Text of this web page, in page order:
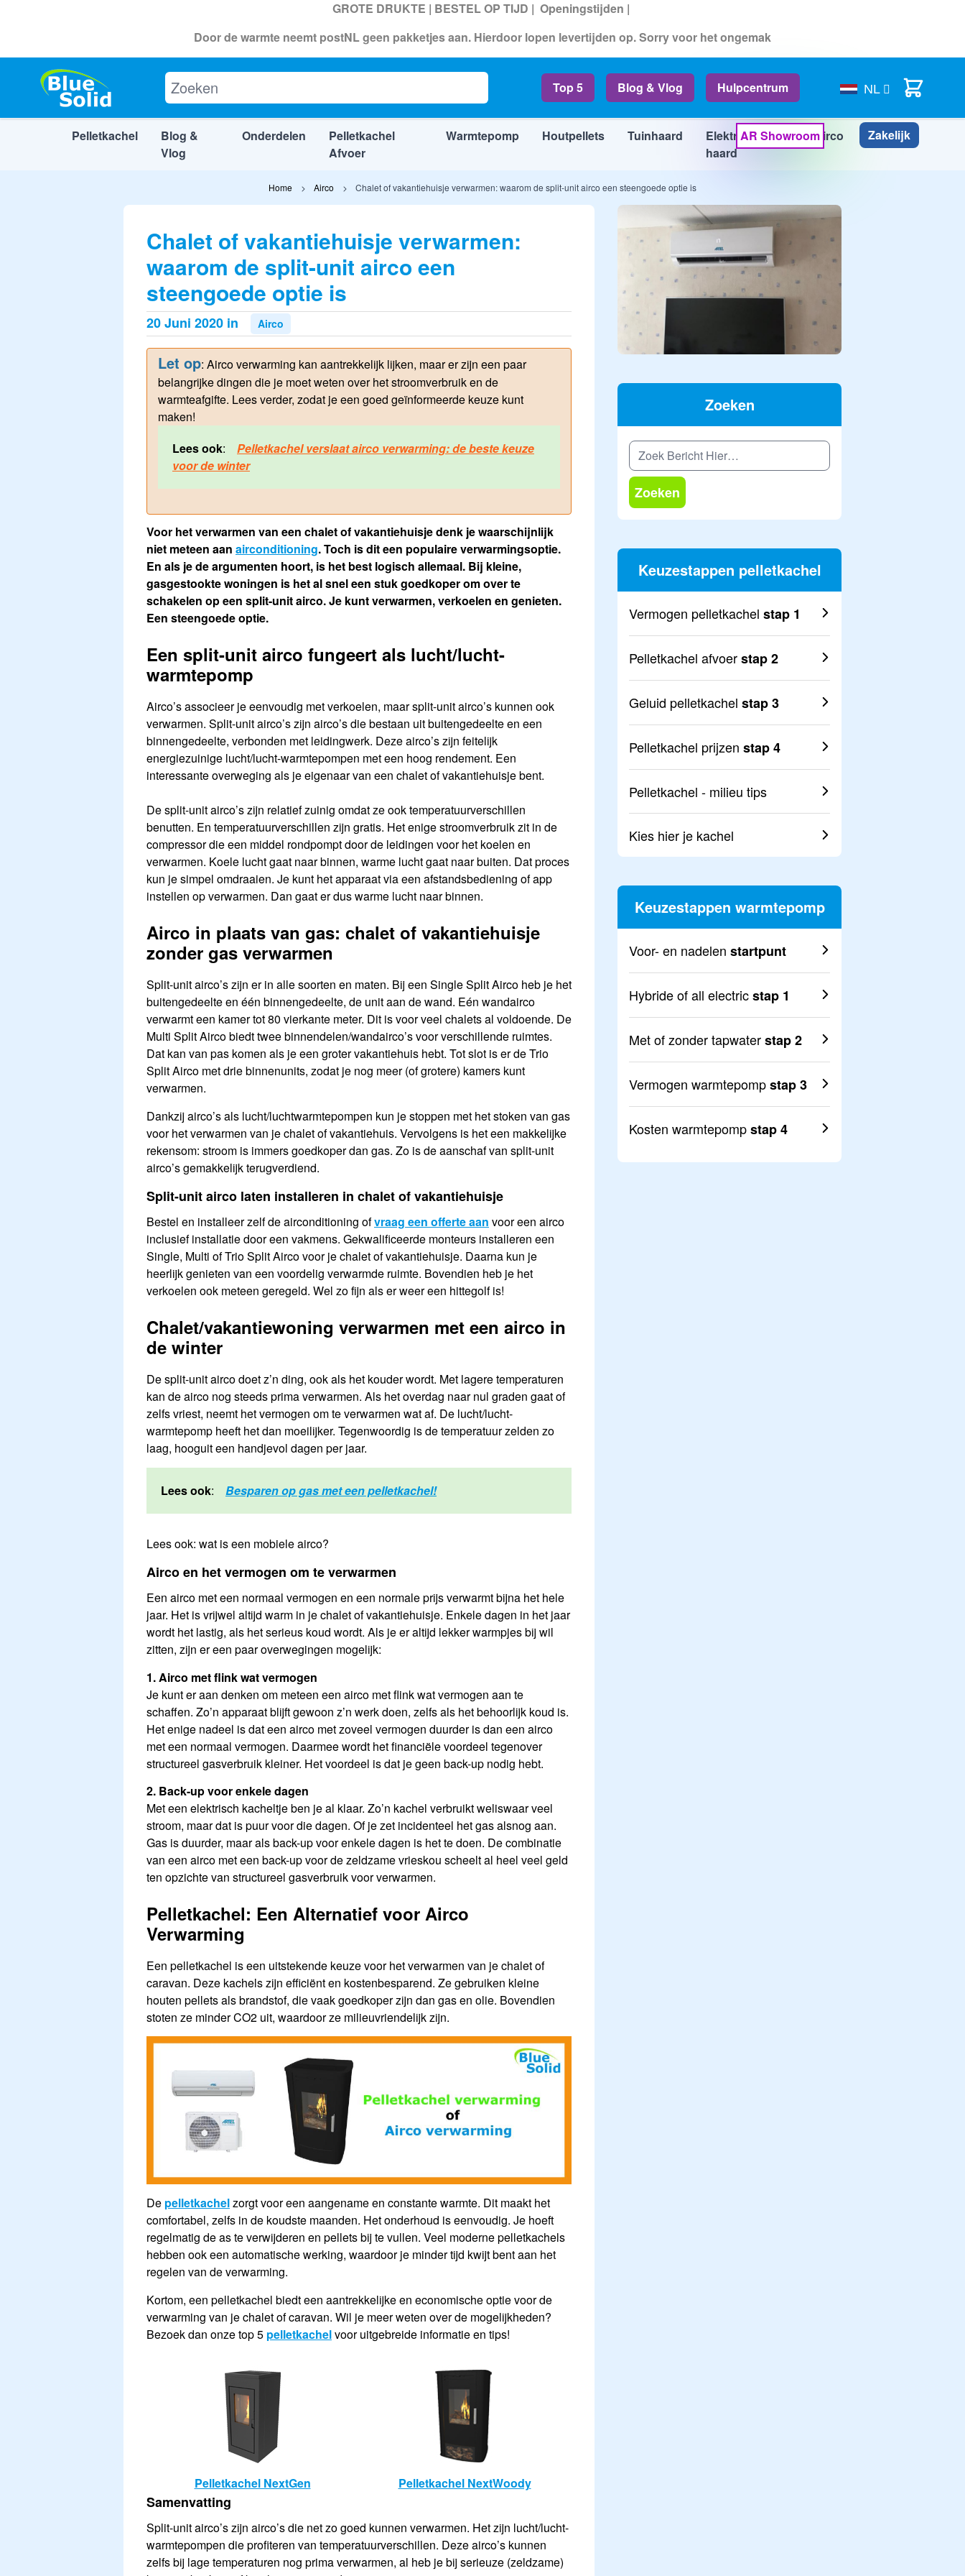
GROTE DRUKTE | BESTEL OP TIJD | Openingstijden |
Door de warmte neemt postNL geen pakketjes aan. Hierdoor lopen levertijden op. Sorry voor het ongemak
Top 5 Blog & Vlog Hulpcentrum NL Cart
Pelletkachel
Blog &
Vlog
Onderdelen
Pelletkachel
Afvoer
Warmtepomp Houtpellets Tuinhaard
Elektrische
haard
Airco Info
AR Showroom Zakelijk
Home Airco Chalet of vakantiehuisje verwarmen: waarom de split-unit airco een steengoede optie is
Chalet of vakantiehuisje verwarmen:
waarom de split-unit airco een
steengoede optie is
20 Juni 2020 in Airco
Let op: Airco verwarming kan aantrekkelijk lijken, maar er zijn een paar
belangrijke dingen die je moet weten over het stroomverbruik en de
warmteafgifte. Lees verder, zodat je een goed geïnformeerde keuze kunt
maken!
Lees ook: Pelletkachel verslaat airco verwarming: de beste keuze
voor de winter
Voor het verwarmen van een chalet of vakantiehuisje denk je waarschijnlijk
niet meteen aan airconditioning. Toch is dit een populaire verwarmingsoptie.
En als je de argumenten hoort, is het best logisch allemaal. Bij kleine,
gasgestookte woningen is het al snel een stuk goedkoper om over te
schakelen op een split-unit airco. Je kunt verwarmen, verkoelen en genieten.
Een steengoede optie.
Een split-unit airco fungeert als lucht/lucht-
warmtepomp
Airco’s associeer je eenvoudig met verkoelen, maar split-unit airco’s kunnen ook
verwarmen. Split-unit airco’s zijn airco’s die bestaan uit buitengedeelte en een
binnengedeelte, verbonden met leidingwerk. Deze airco’s zijn feitelijk
energiezuinige lucht/lucht-warmtepompen met een hoog rendement. Een
interessante overweging als je eigenaar van een chalet of vakantiehuisje bent.
De split-unit airco’s zijn relatief zuinig omdat ze ook temperatuurverschillen
benutten. En temperatuurverschillen zijn gratis. Het enige stroomverbruik zit in de
compressor die een middel rondpompt door de leidingen voor het koelen en
verwarmen. Koele lucht gaat naar binnen, warme lucht gaat naar buiten. Dat proces
kun je simpel omdraaien. Je kunt het apparaat via een afstandsbediening of app
instellen op verwarmen. Dan gaat er dus warme lucht naar binnen.
Airco in plaats van gas: chalet of vakantiehuisje
zonder gas verwarmen
Split-unit airco’s zijn er in alle soorten en maten. Bij een Single Split Airco heb je het
buitengedeelte en één binnengedeelte, de unit aan de wand. Eén wandairco
verwarmt een kamer tot 80 vierkante meter. Dit is voor veel chalets al voldoende. De
Multi Split Airco biedt twee binnendelen/wandairco’s voor verschillende ruimtes.
Dat kan van pas komen als je een groter vakantiehuis hebt. Tot slot is er de Trio
Split Airco met drie binnenunits, zodat je nog meer (of grotere) kamers kunt
verwarmen.
Dankzij airco’s als lucht/luchtwarmtepompen kun je stoppen met het stoken van gas
voor het verwarmen van je chalet of vakantiehuis. Vervolgens is het een makkelijke
rekensom: stroom is immers goedkoper dan gas. Zo is de aanschaf van split-unit
airco’s gemakkelijk terugverdiend.
Split-unit airco laten installeren in chalet of vakantiehuisje
Bestel en installeer zelf de airconditioning ofvraag een offerte aan voor een airco
inclusief installatie door een vakmens. Gekwalificeerde monteurs installeren een
Single, Multi of Trio Split Airco voor je chalet of vakantiehuisje. Daarna kun je
heerlijk genieten van een voordelig verwarmde ruimte. Bovendien heb je het
verkoelen ook meteen geregeld. Wel zo fijn als er weer een hittegolf is!
Chalet/vakantiewoning verwarmen met een airco in
de winter
De split-unit airco doet z’n ding, ook als het kouder wordt. Met lagere temperaturen
kan de airco nog steeds prima verwarmen. Als het overdag naar nul graden gaat of
zelfs vriest, neemt het vermogen om te verwarmen wat af. De lucht/lucht-
warmtepomp heeft het dan moeilijker. Tegenwoordig is de temperatuur zelden zo
laag, hooguit een handjevol dagen per jaar.
Lees ook: Besparen op gas met een pelletkachel!
Lees ook: wat is een mobiele airco?
Airco en het vermogen om te verwarmen
Een airco met een normaal vermogen en een normale prijs verwarmt bijna het hele
jaar. Het is vrijwel altijd warm in je chalet of vakantiehuisje. Enkele dagen in het jaar
wordt het lastig, als het serieus koud wordt. Als je er altijd lekker warmpjes bij wil
zitten, zijn er een paar overwegingen mogelijk:
1. Airco met flink wat vermogen
Je kunt er aan denken om meteen een airco met flink wat vermogen aan te
schaffen. Zo’n apparaat blijft gewoon z’n werk doen, zelfs als het behoorlijk koud is.
Het enige nadeel is dat een airco met zoveel vermogen duurder is dan een airco
met een normaal vermogen. Daarmee wordt het financiële voordeel tegenover
structureel gasverbruik kleiner. Het voordeel is dat je geen back-up nodig hebt.
2. Back-up voor enkele dagen
Met een elektrisch kacheltje ben je al klaar. Zo’n kachel verbruikt weliswaar veel
stroom, maar dat is puur voor die dagen. Of je zet incidenteel het gas alsnog aan.
Gas is duurder, maar als back-up voor enkele dagen is het te doen. De combinatie
van een airco met een back-up voor de zeldzame vrieskou scheelt al heel veel geld
ten opzichte van structureel gasverbruik voor verwarmen.
Pelletkachel: Een Alternatief voor Airco
Verwarming
Een pelletkachel is een uitstekende keuze voor het verwarmen van je chalet of
caravan. Deze kachels zijn efficiënt en kostenbesparend. Ze gebruiken kleine
houten pellets als brandstof, die vaak goedkoper zijn dan gas en olie. Bovendien
stoten ze minder CO2 uit, waardoor ze milieuvriendelijk zijn.
De pelletkachelzorgt voor een aangename en constante warmte. Dit maakt het
comfortabel, zelfs in de koudste maanden. Het onderhoud is eenvoudig. Je hoeft
regelmatig de as te verwijderen en pellets bij te vullen. Veel moderne pelletkachels
hebben ook een automatische werking, waardoor je minder tijd kwijt bent aan het
regelen van de verwarming.
Kortom, een pelletkachel biedt een aantrekkelijke en economische optie voor de
verwarming van je chalet of caravan. Wil je meer weten over de mogelijkheden?
Bezoek dan onze top 5 pelletkachelvoor uitgebreide informatie en tips!
Pelletkachel NextGen Pelletkachel NextWoody
Samenvatting
Split-unit airco’s zijn airco’s die net zo goed kunnen verwarmen. Het zijn lucht/lucht-
warmtepompen die profiteren van temperatuurverschillen. Deze airco’s kunnen
zelfs bij lage temperaturen nog prima verwarmen, al heb je bij serieuze (zeldzame)
Zoeken
Zoeken
Keuzestappen pelletkachel
Vermogen pelletkachel stap 1
Pelletkachel afvoerstap 2
Geluid pelletkachel stap 3
Pelletkachel prijzen stap 4
Pelletkachel - milieu tips
Kies hier je kachel
Keuzestappen warmtepomp
Voor- en nadelen startpunt
Hybride of all electricstap 1
Met of zonder tapwaterstap 2
Vermogen warmtepompstap 3
Kosten warmtepompstap 4